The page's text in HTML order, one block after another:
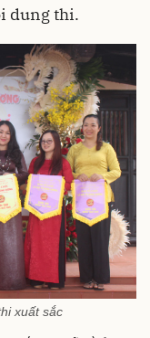
dung thi.
xuất sắc